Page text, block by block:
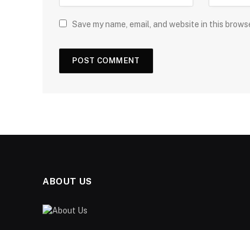
Save my name, email, and website in this
ABOUT US